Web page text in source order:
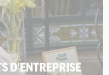
D'ENTREPRISE